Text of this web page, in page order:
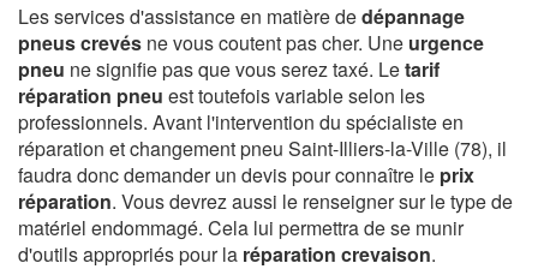
Les services d'assistance en matière dedépannage
pneus crevés ne vous coutent pas cher. Une urgence
pneu ne signifie pas que vous serez taxé. Letarif
réparation pneu est toutefois variable selon les
professionnels. Avant l'intervention du spécialiste en
réparation et changement pneu Saint-Illiers-la-Ville (78), il
faudra donc demander un devis pour connaître le prix
réparation. Vous devrez aussi le renseigner sur le type de
matériel endommagé. Cela lui permettra de se munir
d'outils appropriés pour la réparation crevaison.